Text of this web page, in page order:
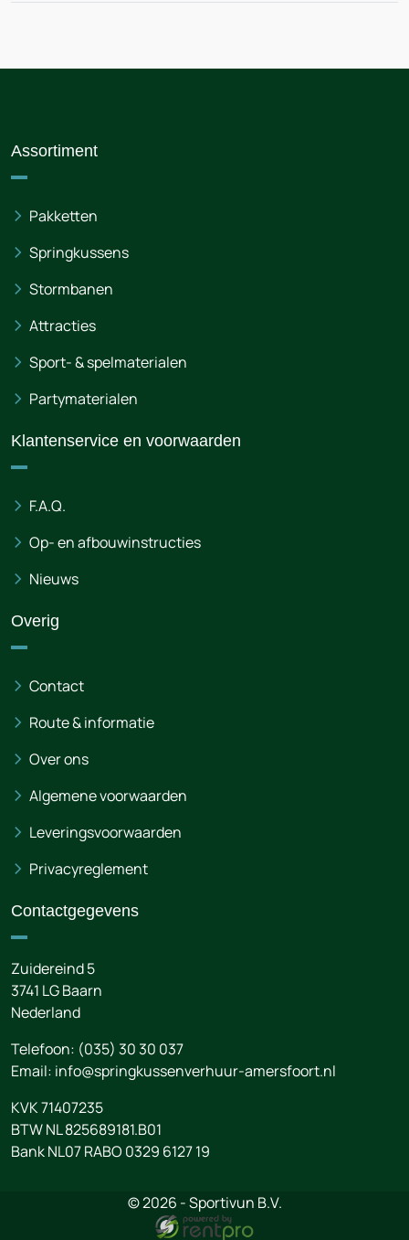
Assortiment
Pakketten
Springkussens
Stormbanen
Attracties
Sport- & spelmaterialen
Partymaterialen
Klantenservice en voorwaarden
F.A.Q.
Op- en afbouwinstructies
Nieuws
Overig
Contact
Route & informatie
Over ons
Algemene voorwaarden
Leveringsvoorwaarden
Privacyreglement
Contactgegevens
Zuidereind 5
3741 LGBaarn
Nederland
Telefoon: (035) 30 30 037
Email: info@springkussenverhuur-amersfoort.nl
KVK 71407235
BTW NL 825689181.B01
Bank NL07 RABO 0329 6127 19
© 2026 - Sportivun B.V.